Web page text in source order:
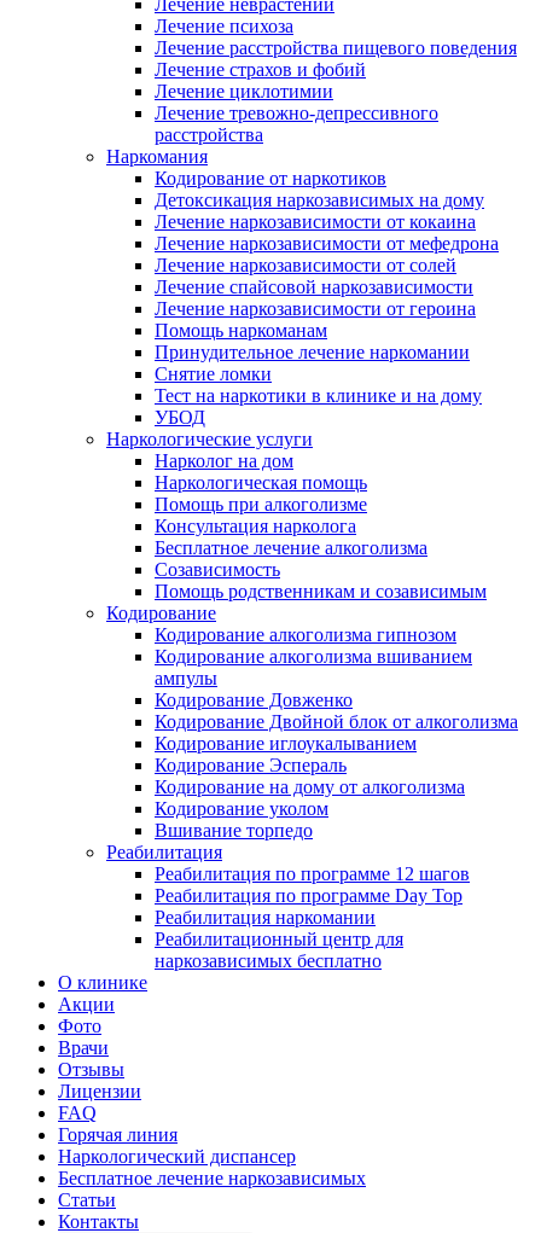
Лечение неврастении
Лечение психоза
Лечение расстройства пищевого поведения
Лечение страхов и фобий
Лечение циклотимии
Лечение тревожно-депрессивного
расстройства
Наркомания
Кодирование от наркотиков
Детоксикация наркозависимых на дому
Лечение наркозависимости от кокаина
Лечение наркозависимости от мефедрона
Лечение наркозависимости от солей
Лечение спайсовой наркозависимости
Лечение наркозависимости от героина
Помощь наркоманам
Принудительное лечение наркомании
Снятие ломки
Тест на наркотики в клинике и на дому
УБОД
Наркологические услуги
Нарколог на дом
Наркологическая помощь
Помощь при алкоголизме
Консультация нарколога
Бесплатное лечение алкоголизма
Созависимость
Помощь родственникам и созависимым
Кодирование
Кодирование алкоголизма гипнозом
Кодирование алкоголизма вшиванием
ампулы
Кодирование Довженко
Кодирование Двойной блок от алкоголизма
Кодирование иглоукалыванием
Кодирование Эспераль
Кодирование на дому от алкоголизма
Кодирование уколом
Вшивание торпедо
Реабилитация
Реабилитация по программе 12 шагов
Реабилитация по программе Day Top
Реабилитация наркомании
Реабилитационный центр для
наркозависимых бесплатно
О клинике
Акции
Фото
Врачи
Отзывы
Лицензии
FAQ
Горячая линия
Наркологический диспансер
Бесплатное лечение наркозависимых
Статьи
Контакты